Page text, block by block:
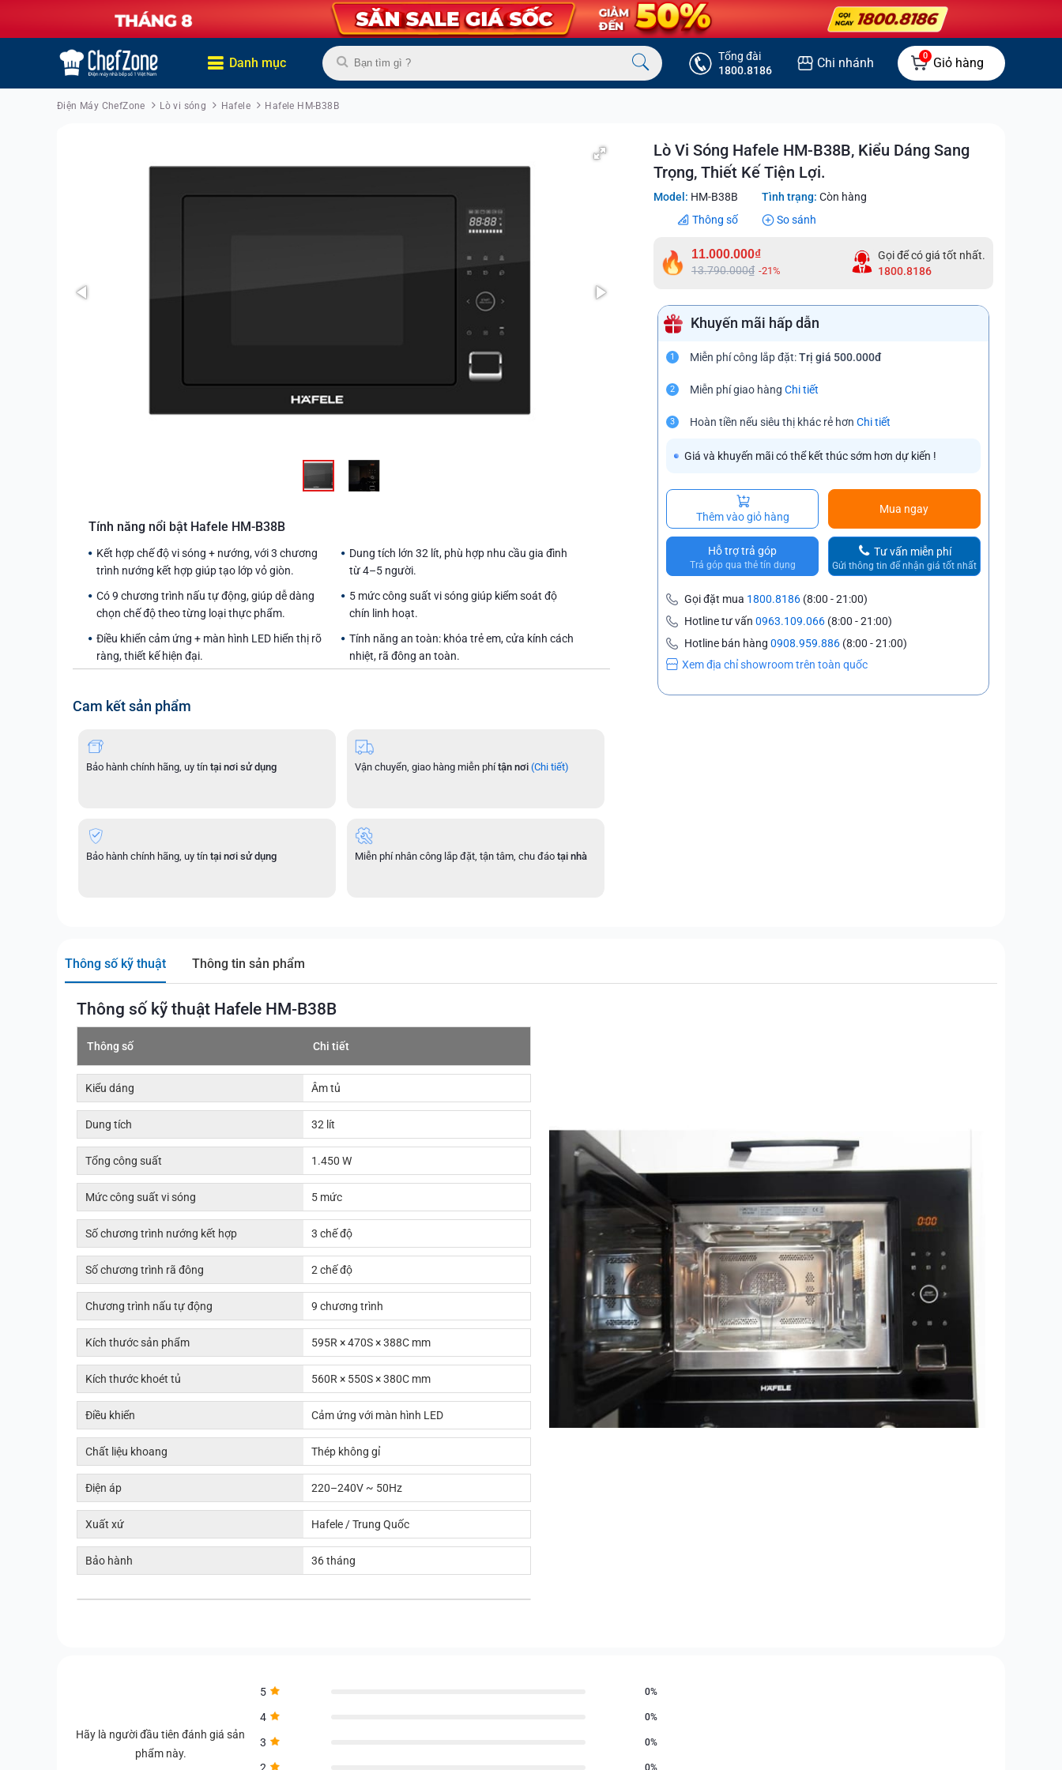
Danh mục
Tổng đài
1800.8186
Chi nhánh 0 Giỏ hàng
Điện Máy ChefZone Lò vi sóng Hafele Hafele HM-B38B
Tính năng nổi bật Hafele HM-B38B
Kết hợp chế độ vi sóng + nướng, với 3 chương
trình nướng kết hợp giúp tạo lớp vỏ giòn.
Dung tích lớn 32 lít, phù hợp nhu cầu gia đình
từ 4–5 người.
Có 9 chương trình nấu tự động, giúp dễ dàng
chọn chế độ theo từng loại thực phẩm.
5 mức công suất vi sóng giúp kiểm soát độ
chín linh hoạt.
Điều khiển cảm ứng + màn hình LED hiển thị rõ
ràng, thiết kế hiện đại.
Tính năng an toàn: khóa trẻ em, cửa kính cách
nhiệt, rã đông an toàn.
Cam kết sản phẩm
Bảo hành chính hãng, uy tín tại nơi sử dụng Vận chuyển, giao hàng miễn phítận nơi (Chi tiết)
Bảo hành chính hãng, uy tín tại nơi sử dụng Miễn phí nhân công lắp đặt, tận tâm, chu đáo tại nhà
Lò Vi Sóng Hafele HM-B38B, Kiểu Dáng Sang
Trọng, Thiết Kế Tiện Lợi.
Model: HM-B38B Tình trạng: Còn hàng
Thông số
So sánh
11.000.000₫
13.790.000₫ -21%
Gọi để có giá tốt nhất.
1800.8186
Khuyến mãi hấp dẫn
1 Miễn phí công lắp đặt:Trị giá 500.000đ
2 Miễn phí giao hàng Chi tiết
3 Hoàn tiền nếu siêu thị khác rẻ hơn Chi tiết
Giá và khuyến mãi có thể kết thúc sớm hơn dự kiến !
Thêm vào giỏ hàng
Mua ngay
Hỗ trợ trả góp
Trả góp qua thẻ tín dụng
Tư vấn miễn phí
Gửi thông tin để nhận giá tốt nhất
Gọi đặt mua 1800.8186 (8:00 - 21:00)
Hotline tư vấn 0963.109.066 (8:00 - 21:00)
Hotline bán hàng 0908.959.886 (8:00 - 21:00)
Xem địa chỉ showroom trên toàn quốc
Thông số kỹ thuật Thông tin sản phẩm
Thông số kỹ thuật Hafele HM-B38B
Thông số Chi tiết
Kiểu dáng Âm tủ
Dung tích 32 lít
Tổng công suất 1.450 W
Mức công suất vi sóng 5 mức
Số chương trình nướng kết hợp 3 chế độ
Số chương trình rã đông 2 chế độ
Chương trình nấu tự động 9 chương trình
Kích thước sản phẩm 595R × 470S × 388C mm
Kích thước khoét tủ 560R × 550S × 380C mm
Điều khiển Cảm ứng với màn hình LED
Chất liệu khoang Thép không gỉ
Điện áp 220–240V ~ 50Hz
Xuất xứ Hafele / Trung Quốc
Bảo hành 36 tháng
Hãy là người đầu tiên đánh giá sản
phẩm này.
5 0%
4 0%
3 0%
0%